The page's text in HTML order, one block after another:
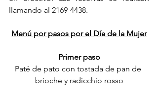
llamando al 2169-4438.
Menú por pasos por el Día de la Mujer
Primer paso
Paté de pato con tostada de pan de
brioche y radicchio rosso